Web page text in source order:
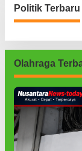
Politik Terbaru
Olahraga